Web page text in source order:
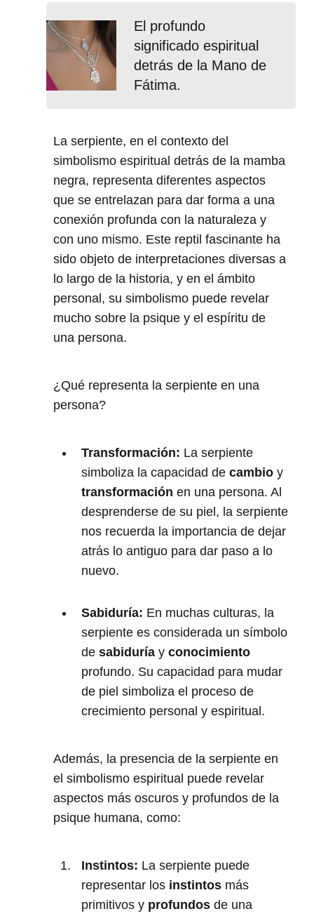
El profundo
significado espiritual
detrás de la Mano de
Fátima.
La serpiente, en el contexto del
simbolismo espiritual detrás de la mamba
negra, representa diferentes aspectos
que se entrelazan para dar forma a una
conexión profunda con la naturaleza y
con uno mismo. Este reptil fascinante ha
sido objeto de interpretaciones diversas a
lo largo de la historia, y en el ámbito
personal, su simbolismo puede revelar
mucho sobre la psique y el espíritu de
una persona.
¿Qué representa la serpiente en una
persona?
Transformación: La serpiente
simboliza la capacidad de cambio y
transformación en una persona. Al
desprenderse de su piel, la serpiente
nos recuerda la importancia de dejar
atrás lo antiguo para dar paso a lo
nuevo.
Sabiduría: En muchas culturas, la
serpiente es considerada un símbolo
de sabiduría y conocimiento
profundo. Su capacidad para mudar
de piel simboliza el proceso de
crecimiento personal y espiritual.
Además, la presencia de la serpiente en
el simbolismo espiritual puede revelar
aspectos más oscuros y profundos de la
psique humana, como:
Instintos: La serpiente puede
representar los instintos más
primitivos y profundos de una